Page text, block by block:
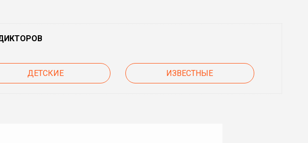
ДЕТСКИЕ ИЗВЕСТНЫЕ